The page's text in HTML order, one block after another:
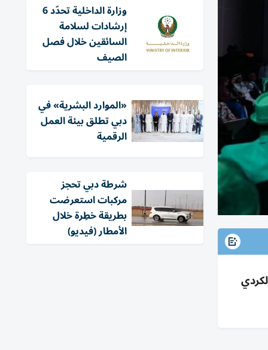
وزارة الداخلية تحدّد 6
إرشادات لسلامة
السائقين خلال فصل
الصيف
«الموارد البشرية» في
دبي تطلق بيئة العمل
الرقمية
شرطة دبي تحجز
مركبات استعرضت
بطريقة خطِرة خلال
الأمطار (فيديو)